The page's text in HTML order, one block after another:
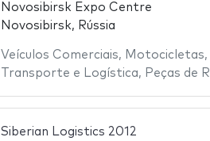
Novosibirsk Expo Centre
Novosibirsk, Rússia
Veículos Comerciais, Motocicletas,
Transporte e Logística, Peças de
Siberian Logistics 2012